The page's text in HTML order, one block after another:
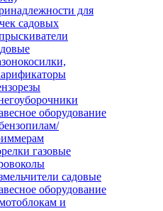
для
садовых
оборудование
газовые
садовые
оборудование
и